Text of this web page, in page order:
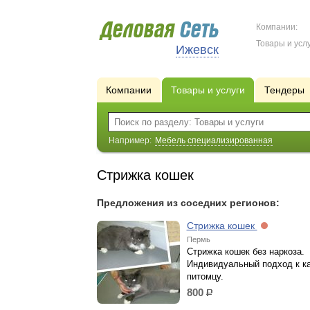
Ижевск
Компании:
Товары и
Компании Товары и услуги Тендеры
Например: Мебель специализированная
Стрижка кошек
Предложения из соседних регионов:
Стрижка кошек
Пермь
Стрижка кошек без наркоза.
Индивидуальный подход к
питомцу.
800 р.